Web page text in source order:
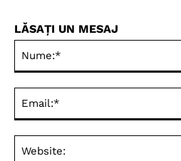
LĂSAȚI UN MESAJ